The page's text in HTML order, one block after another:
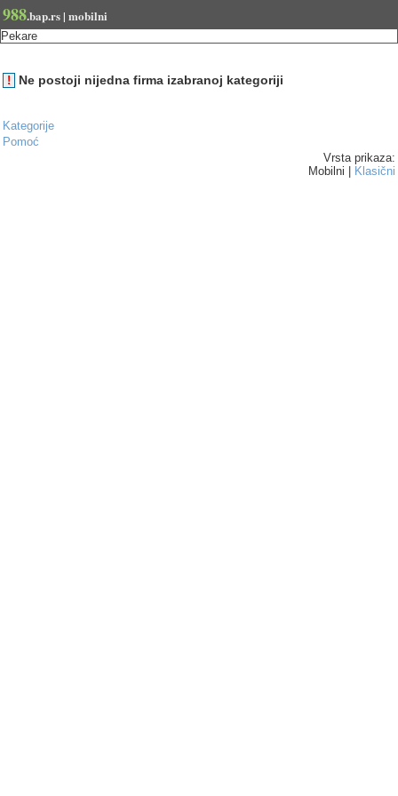
988.bap.rs | mobilni
Pekare
! Ne postoji nijedna firma izabranoj kategoriji
Kategorije
Pomoć
Vrsta prikaza:
Mobilni |
Klasični